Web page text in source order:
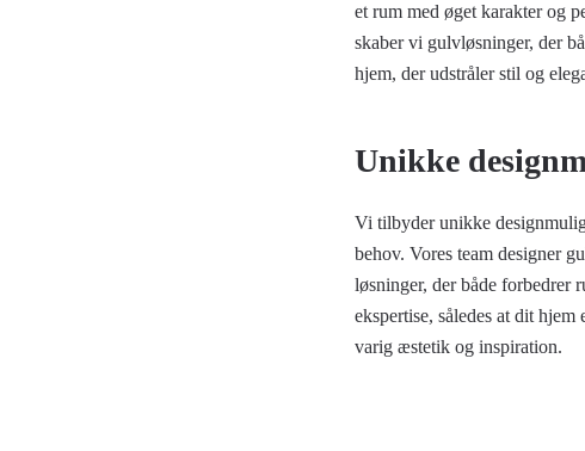
et rum med øget karakter og
skaber vi gulvløsninger, der
hjem, der udstråler stil og
Unikke
Vi tilbyder unikke
behov. Vores team designer
løsninger, der både forbedrer
ekspertise, således at dit
varig æstetik og inspiration.